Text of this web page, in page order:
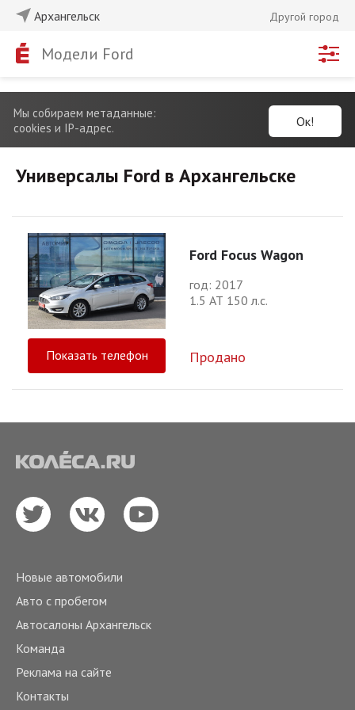
Архангельск Другой город
Модели Ford
Мы собираем метаданные:
cookies и IP-адрес.
Ок!
Универсалы Ford в Архангельске
Ford Focus Wagon
год: 2017
1.5 АТ 150 л.с.
Показать телефон Продано
Новые автомобили
Авто с пробегом
Автосалоны Архангельск
Команда
Реклама на сайте
Контакты